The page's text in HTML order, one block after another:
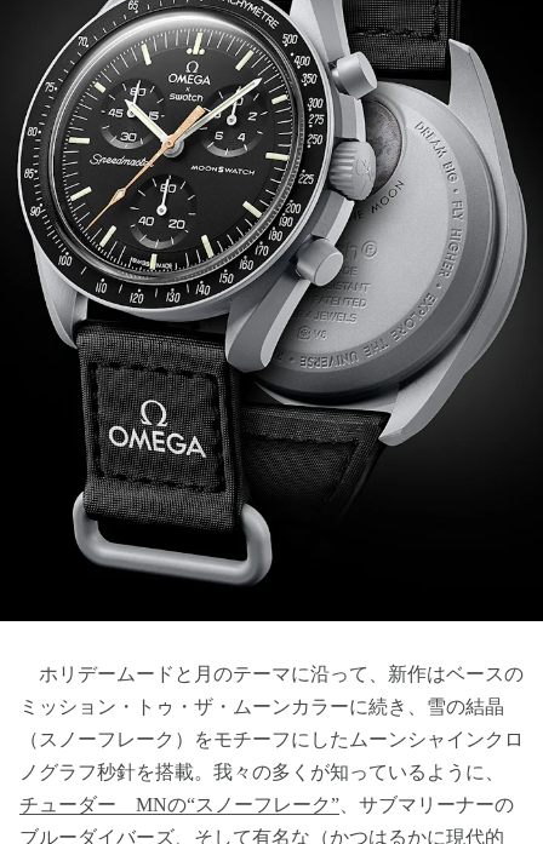
ホリデームードと月のテーマに沿って、新作はベースの
ミッション・トゥ・ザ・ムーンカラーに続き、雪の結晶
（スノーフレーク）をモチーフにしたムーンシャインクロ
ノグラフ秒針を搭載。我々の多くが知っているように、
チューダー MNの“スノーフレーク” 、サブマリーナーの
ブルーダイバーズ、そして有名な（かつはるかに現代的